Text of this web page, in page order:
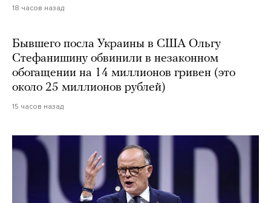
18 часов назад
Бывшего посла Украины в США Ольгу
Стефанишину обвинили в незаконном
обогащении на 14 миллионов гривен (это
около 25 миллионов рублей)
15 часов назад